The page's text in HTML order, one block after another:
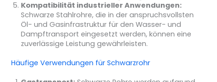
Kompatibilität industrieller Anwendungen:
Schwarze Stahlrohre, die in der anspruchsvollsten
Öl- und Gasinfrastruktur für den Wasser- und
Dampftransport eingesetzt werden, können eine
zuverlässige Leistung gewährleisten.
Häufige Verwendungen für Schwarzrohr